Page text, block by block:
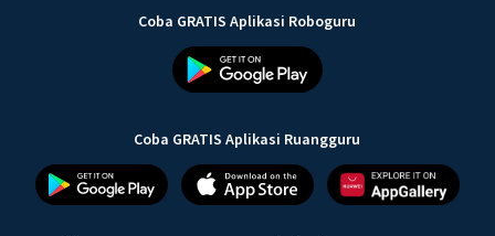
Coba GRATIS Aplikasi Roboguru
Coba GRATIS Aplikasi Ruangguru